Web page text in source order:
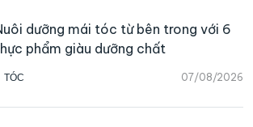
TÓC 07/08/2026
dưỡng mái tóc từ bên trong với 6
phẩm giàu dưỡng chất